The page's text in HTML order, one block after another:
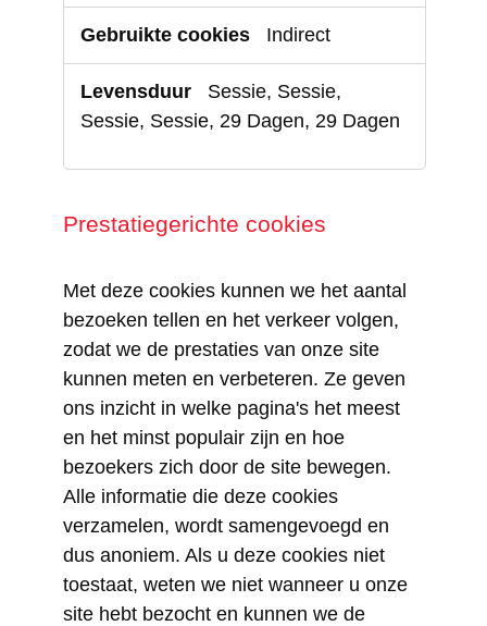
Indirect
Sessie, Sessie,
Sessie, Sessie, 29 Dagen, 29 Dagen
Prestatiegerichte cookies
Met deze cookies kunnen we het aantal
bezoeken tellen en het verkeer volgen,
zodat we de prestaties van onze site
kunnen meten en verbeteren. Ze geven
ons inzicht in welke pagina's het meest
en het minst populair zijn en hoe
bezoekers zich door de site bewegen.
Alle informatie die deze cookies
verzamelen, wordt samengevoegd en
dus anoniem. Als u deze cookies niet
toestaat, weten we niet wanneer u onze
site hebt bezocht en kunnen we de